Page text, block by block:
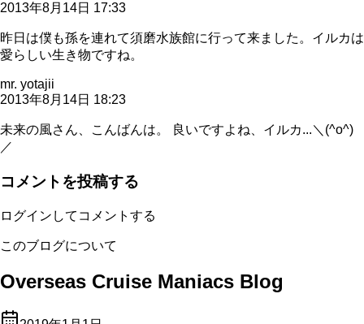
2013年8月14日 17:33
昨日は僕も孫を連れて須磨水族館に行って来ました。イルカは
愛らしい生き物ですね。
mr. yotajii
2013年8月14日 18:23
未来の風さん、こんばんは。 良いですよね、イルカ...＼(^o^)
／
コメントを投稿する
ログインしてコメントする
このブログについて
Overseas Cruise Maniacs Blog